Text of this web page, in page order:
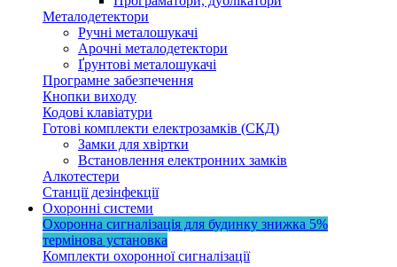
Металодетектори
Ручні металошукачі
Арочні металодетектори
Ґрунтові металошукачі
Програмне забезпечення
Кнопки виходу
Кодові клавіатури
Готові комплекти електрозамків (СКД)
Замки для хвіртки
Встановлення електронних замків
Алкотестери
Станції дезінфекції
Охоронні системи
Охоронна сигналізація для будинку знижка 5%
термінова установка
Комплекти охоронної сигналізації